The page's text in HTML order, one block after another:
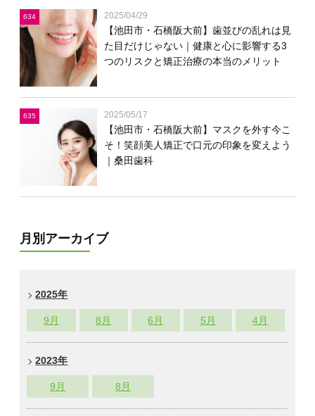
634 2025/04/29
【池田市・石橋阪大前】歯並びの乱れは見
た目だけじゃない｜健康と心に影響する3
つのリスクと矯正治療の本当のメリット
635 2025/05/17
【池田市・石橋阪大前】マスクを外す今こ
そ！笑顔美人矯正で口元の印象を変えよう
｜桑田歯科
月別アーカイブ
2025年
9 月 8 月 6 月 5 月 4月
2023年
9 月 8 月